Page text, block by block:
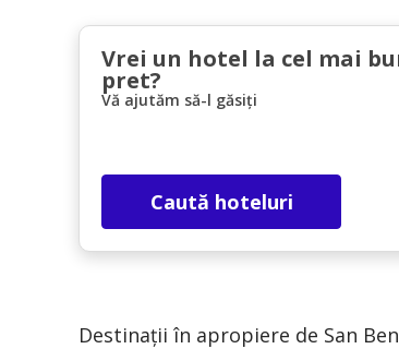
Vrei un hotel la cel mai
pret?
Vă ajutăm să-l găsiți
Caută hoteluri
Destinații în apropiere de San